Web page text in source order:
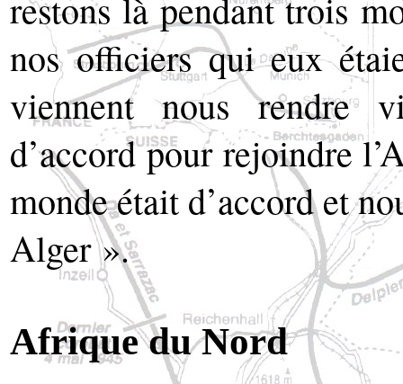
nos officiers qui eux
viennent nous rendre
d’accord pour rejoindre
monde était d’accord et
Alger ».
Afrique du Nord